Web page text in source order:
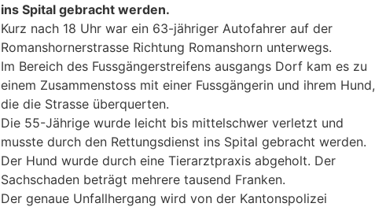
ins Spital gebracht werden.
Kurz nach 18 Uhr war ein 63-jähriger Autofahrer auf der
Romanshornerstrasse Richtung Romanshorn unterwegs.
Im Bereich des Fussgängerstreifens ausgangs Dorf kam es zu
einem Zusammenstoss mit einer Fussgängerin und ihrem Hund,
die die Strasse überquerten.
Die 55-Jährige wurde leicht bis mittelschwer verletzt und
musste durch den Rettungsdienst ins Spital gebracht werden.
Der Hund wurde durch eine Tierarztpraxis abgeholt. Der
Sachschaden beträgt mehrere tausend Franken.
Der genaue Unfallhergang wird von der Kantonspolizei